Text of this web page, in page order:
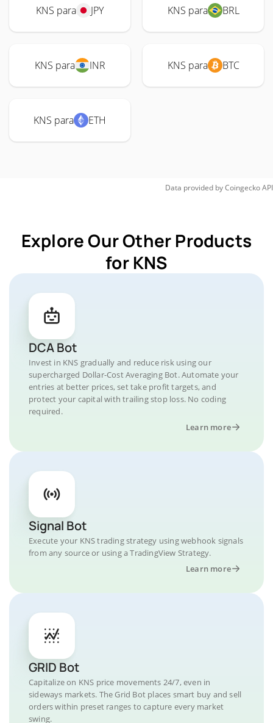
KNS para JPY KNS para BRL
KNS para INR KNS para BTC
KNS para ETH
Data provided byCoingeckoAPI
Explore Our Other Products
for KNS
DCA Bot
Invest in KNS gradually and reduce risk using our
supercharged Dollar-Cost Averaging Bot. Automate your
entries at better prices, set take profit targets, and
protect your capital with trailing stop loss. No coding
required.
Learn more
Signal Bot
Execute your KNS trading strategy using webhook signals
from any source or using a TradingView Strategy.
Learn more
GRID Bot
Capitalize on KNS price movements 24/7, even in
sideways markets. The Grid Bot places smart buy and sell
orders within preset ranges to capture every market
swing.